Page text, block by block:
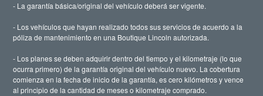
- La garantía básica/original del vehículo deberá ser vigente.
- Los vehículos que hayan realizado todos sus servicios de acuerdo a la
póliza de mantenimiento en una Boutique Lincoln autorizada.
- Los planes se deben adquirir dentro del tiempo y el kilometraje (lo que
ocurra primero) de la garantía original del vehículo nuevo. La cobertura
comienza en la fecha de inicio de la garantía, es cero kilómetros y vence
al principio de la cantidad de meses o kilometraje comprado.